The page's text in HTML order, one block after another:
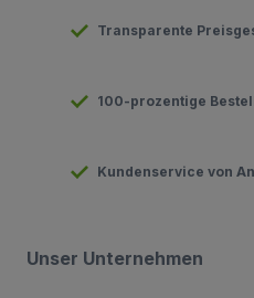
Transparente
100-prozentige
Kundenservice von
Unser Unternehmen